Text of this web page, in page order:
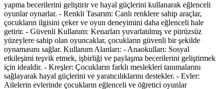
yapma becerilerini geliştirir ve hayal güçlerini kullanarak eğlenceli
oyunlar oynarlar. - Renkli Tasarım: Canlı renklere sahip araçlar,
çocukların ilgisini çeker ve oyun deneyimini daha eğlenceli hale
getirir. - Güvenli Kullanım: Kenarları yuvarlatılmış ve pürüzsüz
yüzeylere sahip olan oyuncaklar, çocukların güvenli bir şekilde
oynamasını sağlar. Kullanım Alanları: - Anaokulları: Sosyal
etkileşimi teşvik etmek, işbirliği ve paylaşma becerilerini geliştirmek
için idealdir. - Kreşler: Çocukların farklı meslekleri tanımalarını
sağlayarak hayal güçlerini ve yaratıcılıklarını destekler. - Evler:
Ailelerin evlerinde çocukların eğlenceli ve öğretici oyunlar